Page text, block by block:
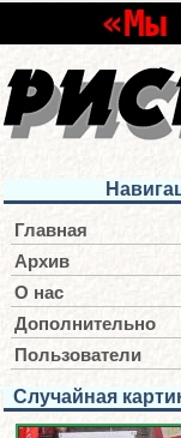
Главная
Архив
О нас
Дополнительно
Пользователи
Случайная